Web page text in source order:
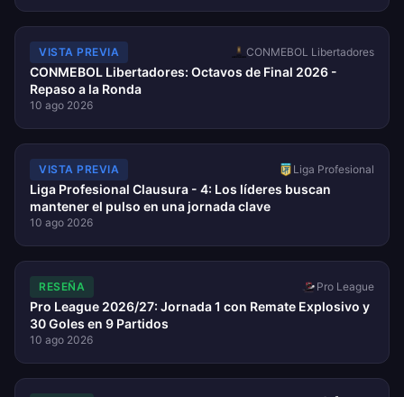
VISTA PREVIA CONMEBOL Libertadores
CONMEBOL Libertadores: Octavos de Final 2026 -
Repaso a la Ronda
10 ago 2026
VISTA PREVIA Liga Profesional
Liga Profesional Clausura - 4: Los líderes buscan
mantener el pulso en una jornada clave
10 ago 2026
RESEÑA Pro League
Pro League 2026/27: Jornada 1 con Remate Explosivo y
30 Goles en 9 Partidos
10 ago 2026